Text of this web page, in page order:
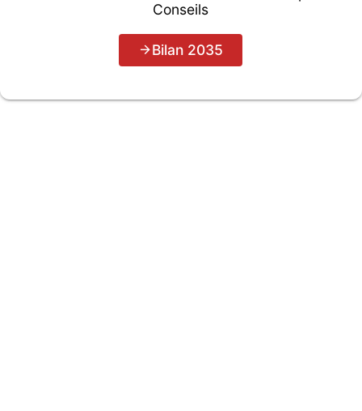
Conseils
Bilan 2035